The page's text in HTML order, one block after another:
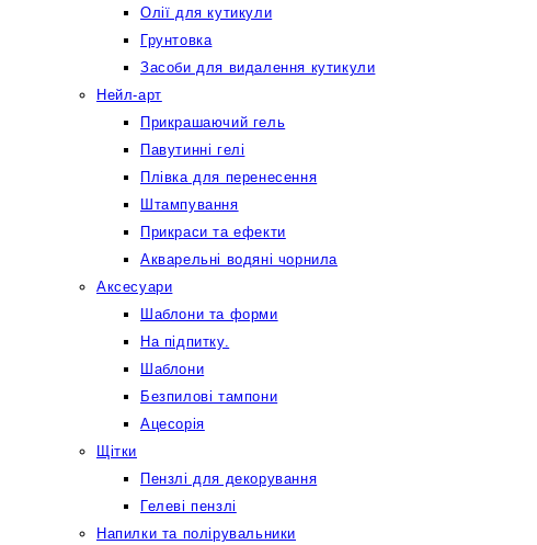
Олії для кутикули
Грунтовка
Засоби для видалення кутикули
Нейл-арт
Прикрашаючий гель
Павутинні гелі
Плівка для перенесення
Штампування
Прикраси та ефекти
Акварельні водяні чорнила
Аксесуари
Шаблони та форми
На підпитку.
Шаблони
Безпилові тампони
Ацесорія
Щітки
Пензлі для декорування
Гелеві пензлі
Напилки та полірувальники